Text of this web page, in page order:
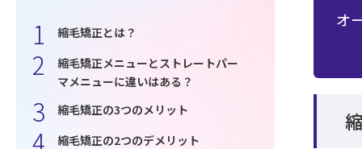
縮毛矯正とは？
縮毛矯正メニューとストレートパー
マメニューに違いはある？
縮毛矯正の3つのメリット
縮毛矯正の2つのデメリット
オ